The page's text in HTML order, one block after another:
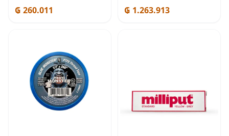
₲ 260.011 ₲ 1.263.913